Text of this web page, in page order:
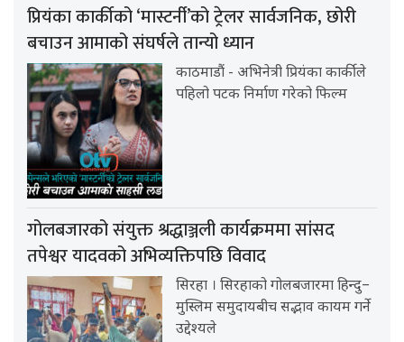
प्रियंका कार्कीको ‘मास्टर्नी’को ट्रेलर सार्वजनिक, छोरी
बचाउन आमाको संघर्षले तान्यो ध्यान
काठमाडौं - अभिनेत्री प्रियंका कार्कीले
पहिलो पटक निर्माण गरेको फिल्म
गोलबजारको संयुक्त श्रद्धाञ्जली कार्यक्रममा सांसद
तपेश्वर यादवको अभिव्यक्तिपछि विवाद
सिरहा । सिरहाको गोलबजारमा हिन्दु–
मुस्लिम समुदायबीच सद्भाव कायम गर्ने
उद्देश्यले